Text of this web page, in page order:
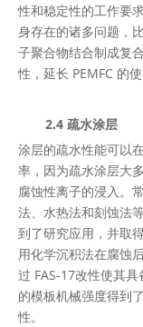
性和稳定性的工作要
身存在的诸多问题，
子聚合物结合制成复
性，延长 PEMFC 的
2.4 疏水涂层
涂层的疏水性能可以
率，因为疏水涂层大
腐蚀性离子的浸入。
法、水热法和刻蚀法
到了研究应用，并取
用化学沉积法在腐蚀
过 FAS-17改性使其
的模板机械强度得到
性。